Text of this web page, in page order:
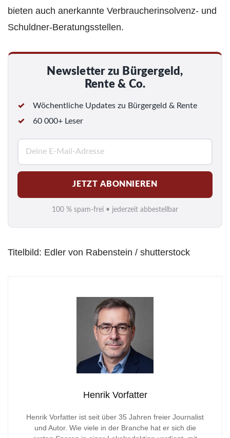
bieten auch anerkannte Verbraucherinsolvenz- und
Schuldner-Beratungsstellen.
Newsletter zu Bürgergeld,
Rente & Co.
Wöchentliche Updates zu Bürgergeld & Rente
60 000+ Leser
M
a
i
l
*
JETZT ABONNIEREN
100 % spam-frei • jederzeit abbestellbar
Titelbild: Edler von Rabenstein / shutterstock
Henrik Vorfatter
Henrik Vorfatter ist seit über 35 Jahren freier Journalist
und Autor. Wie viele in der Branche hat er sich die